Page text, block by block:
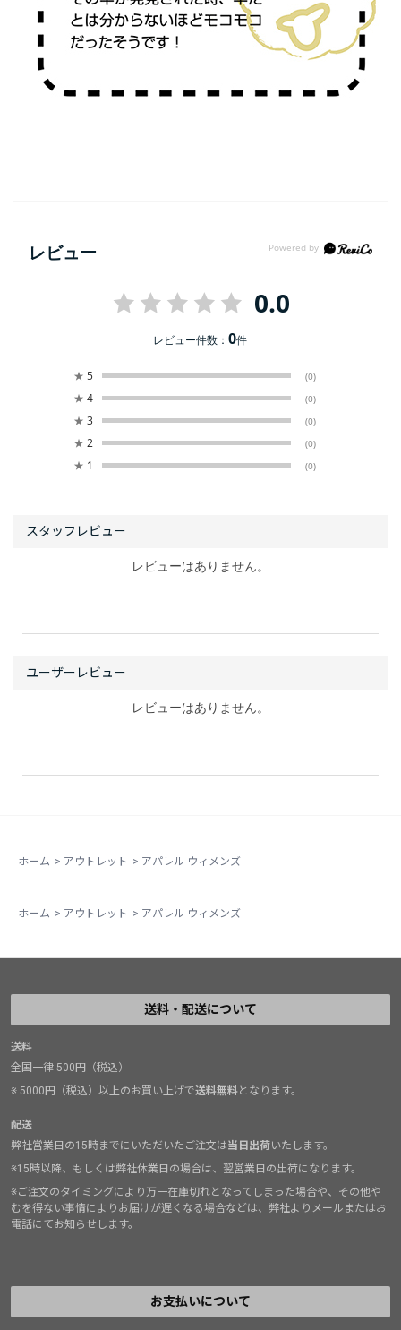
レビュー
0.0
レビュー件数：0件
★ 5 (0)
★ 4 (0)
★ 3 (0)
★ 2 (0)
★ 1 (0)
レビューはありません。
レビューはありません。
ホーム > アウトレット > アパレル ウィメンズ
ホーム > アウトレット > アパレル ウィメンズ
送料・配送について
送料
全国一律 500円（税込）
※ 5000円（税込）以上のお買い上げで送料無料となります。
配送
弊社営業日の15時までにいただいたご注文は当日出荷いたします。
※15時以降、もしくは弊社休業日の場合は、翌営業日の出荷になります。
※ご注文のタイミングにより万一在庫切れとなってしまった場合や、その他や
むを得ない事情によりお届けが遅くなる場合などは、弊社よりメールまたはお
電話にてお知らせします。
お支払いについて